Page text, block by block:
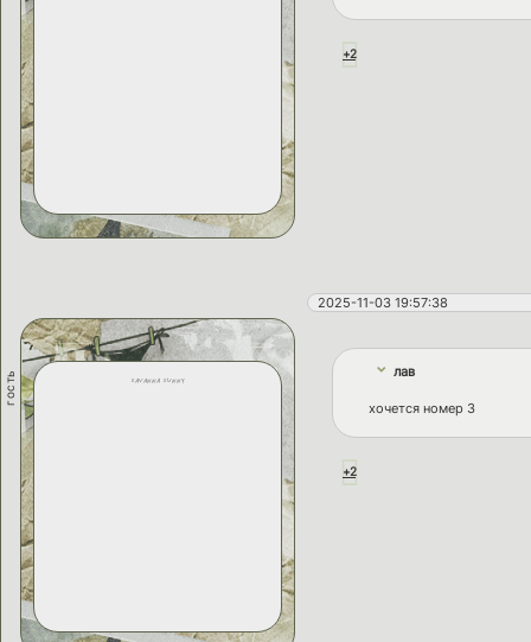
+2
2025-11-03 19:57:38
гость savanna sunny лав
хочется номер 3
+2